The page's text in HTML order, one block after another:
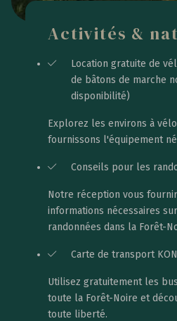
Activités &
Location gratuite de
de bâtons de marche
disponibilité)
Explorez les environs à
fournissons l'équipement
Conseils pour les
Notre réception vous
informations nécessaires
randonnées dans la Forêt-
Carte de transport
Utilisez gratuitement les
toute la Forêt-Noire et
toute liberté.